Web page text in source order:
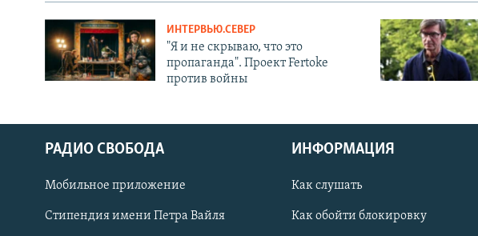
СОЦИАЛЬНЫЕ СЕТИ
ИНТЕРВЬЮ.СЕВЕР
"Я и не скрываю, что это
пропаганда". Проект Fertoke
против войны
РАДИО СВОБОДА
Мобильное приложение
Стипендия имени Петра Вайля
ИНФОРМАЦИЯ
Как слушать
Как обойти блокировку